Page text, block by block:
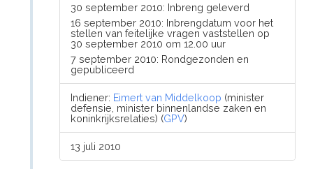
30 september 2010: Inbreng geleverd
16 september 2010: Inbrengdatum voor het
stellen van feitelijke vragen vaststellen op
30 september 2010 om 12.00 uur
7 september 2010: Rondgezonden en
gepubliceerd
Indiener: Eimert van Middelkoop (minister
defensie, minister binnenlandse zaken en
koninkrijksrelaties) (GPV)
13 juli 2010